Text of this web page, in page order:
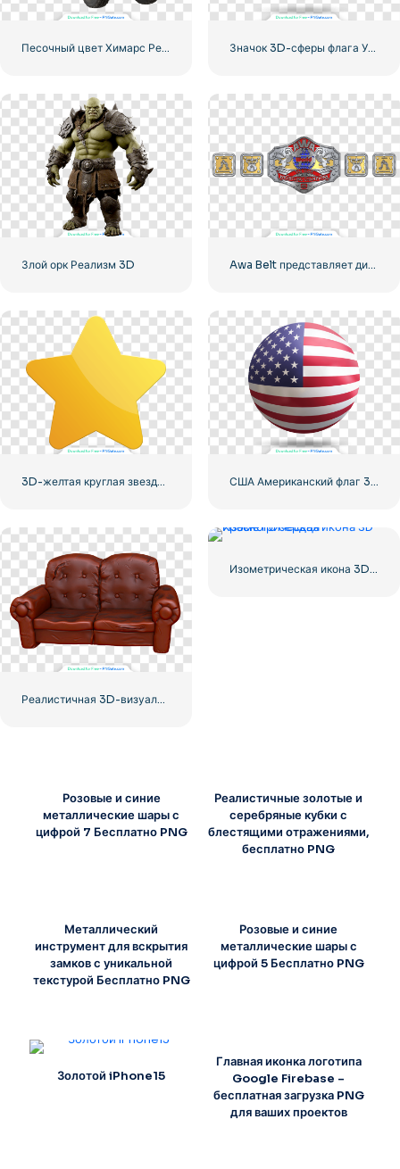
Значок 3D-сферы флага Украины
Злой орк Реализм 3D Awa Belt представляет дизайн чемпиона для бесплатной загрузки PNG
3D-желтая круглая звезда с бликами США Американский флаг 3D реалистичная сфера
Изометрическая икона 3D Красного сердца
Розовые и синие
металлические шары с
цифрой 7 Бесплатно PNG
Реалистичные золотые и
серебряные кубки с
блестящими отражениями,
бесплатно PNG
Металлический
инструмент для вскрытия
замков с уникальной
текстурой Бесплатно PNG
Розовые и синие
металлические шары с
цифрой 5 Бесплатно PNG
Золотой iPhone15
Главная иконка логотипа
Google Firebase –
бесплатная загрузка PNG
для ваших проектов